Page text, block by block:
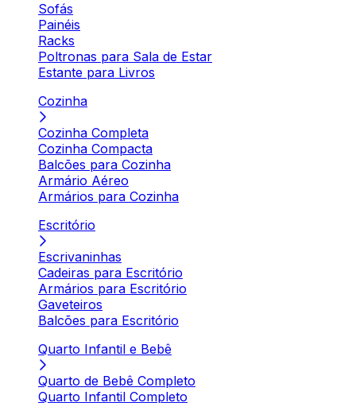
Sofás
Painéis
Racks
Poltronas para Sala de Estar
Estante para Livros
Cozinha
Cozinha Completa
Cozinha Compacta
Balcões para Cozinha
Armário Aéreo
Armários para Cozinha
Escritório
Escrivaninhas
Cadeiras para Escritório
Armários para Escritório
Gaveteiros
Balcões para Escritório
Quarto Infantil e Bebê
Quarto de Bebê Completo
Quarto Infantil Completo